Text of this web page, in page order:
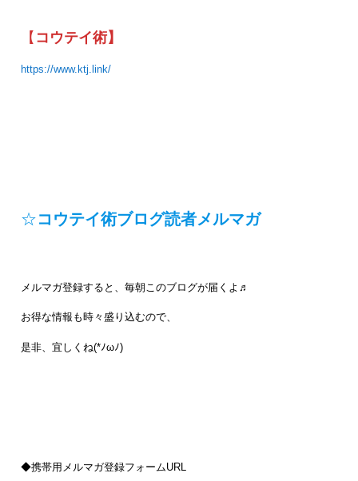
【コウテイ術】
https://www.ktj.link/
☆コウテイ術ブログ読者メルマガ
メルマガ登録すると、毎朝このブログが届くよ♬
お得な情報も時々盛り込むので、
是非、宜しくね(*ﾉωﾉ)
◆携帯用メルマガ登録フォームURL